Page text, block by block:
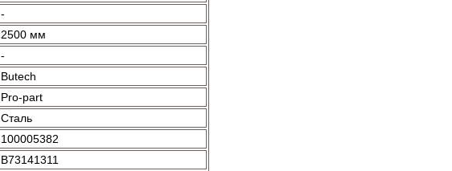
-
2500 мм
-
Butech
Pro-part
Сталь
100005382
B73141311